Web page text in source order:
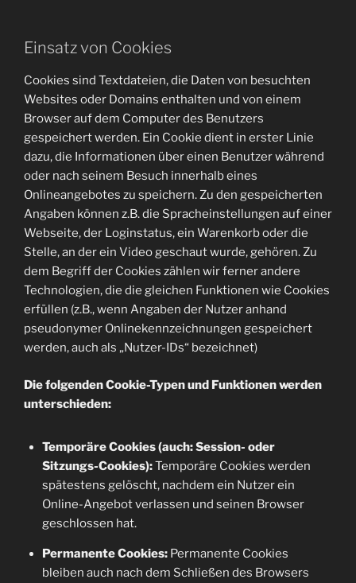
Einsatz von Cookies
Cookies sind Textdateien, die Daten von besuchten
Websites oder Domains enthalten und von einem
Browser auf dem Computer des Benutzers
gespeichert werden. Ein Cookie dient in erster Linie
dazu, die Informationen über einen Benutzer während
oder nach seinem Besuch innerhalb eines
Onlineangebotes zu speichern. Zu den gespeicherten
Angaben können z.B. die Spracheinstellungen auf einer
Webseite, der Loginstatus, ein Warenkorb oder die
Stelle, an der ein Video geschaut wurde, gehören. Zu
dem Begriff der Cookies zählen wir ferner andere
Technologien, die die gleichen Funktionen wie Cookies
erfüllen (z.B., wenn Angaben der Nutzer anhand
pseudonymer Onlinekennzeichnungen gespeichert
werden, auch als „Nutzer-IDs“ bezeichnet)
Die folgenden Cookie-Typen und Funktionen werden
unterschieden:
Temporäre Cookies (auch: Session- oder
Sitzungs-Cookies):Temporäre Cookies werden
spätestens gelöscht, nachdem ein Nutzer ein
Online-Angebot verlassen und seinen Browser
geschlossen hat.
Permanente Cookies:Permanente Cookies
bleiben auch nach dem Schließen des Browsers